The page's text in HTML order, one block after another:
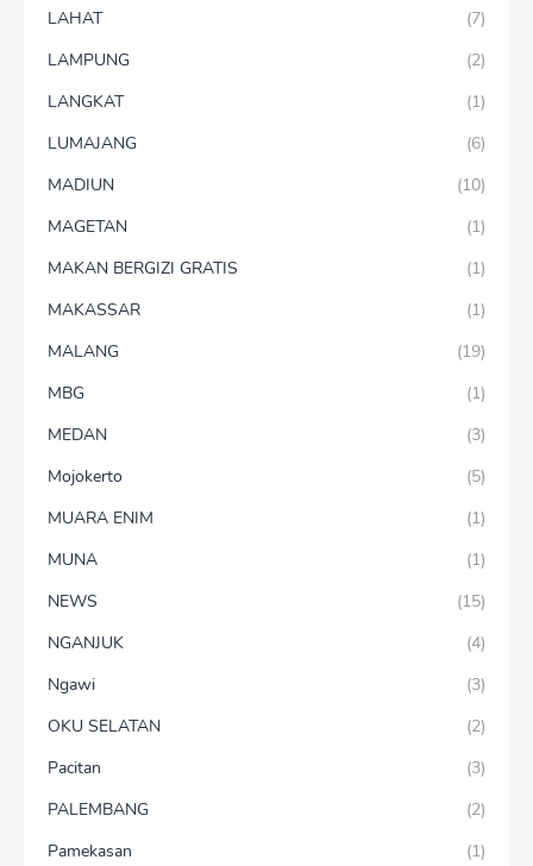
LAHAT
(7)
LAMPUNG
(2)
LANGKAT
(1)
LUMAJANG
(6)
MADIUN
(10)
MAGETAN
(1)
MAKAN BERGIZI GRATIS
(1)
MAKASSAR
(1)
MALANG
(19)
MBG
(1)
MEDAN
(3)
Mojokerto
(5)
MUARA ENIM
(1)
MUNA
(1)
NEWS
(15)
NGANJUK
(4)
Ngawi
(3)
OKU SELATAN
(2)
Pacitan
(3)
PALEMBANG
(2)
Pamekasan
(1)